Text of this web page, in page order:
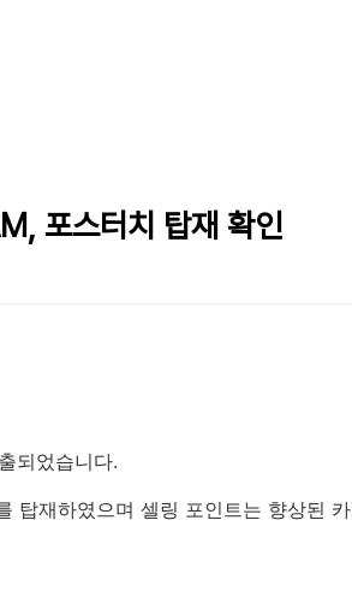
포스터치 탑재 확인
되었습니다.
탑재하였으며 셀링 포인트는 향상된 카